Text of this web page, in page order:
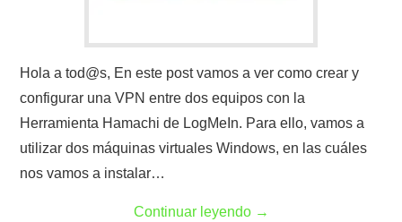
Hola a tod@s, En este post vamos a ver como crear y
configurar una VPN entre dos equipos con la
Herramienta Hamachi de LogMeIn. Para ello, vamos a
utilizar dos máquinas virtuales Windows, en las cuáles
nos vamos a instalar…
Continuar leyendo →